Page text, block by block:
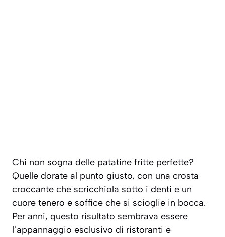
Chi non sogna delle patatine fritte perfette?
Quelle dorate al punto giusto, con una crosta
croccante che scricchiola sotto i denti e un
cuore tenero e soffice che si scioglie in bocca.
Per anni, questo risultato sembrava essere
l’appannaggio esclusivo di ristoranti e